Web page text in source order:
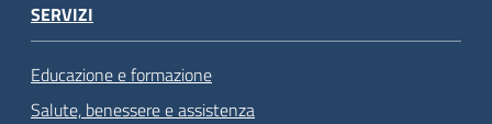
SERVIZI
Educazione e formazione
Salute, benessere e assistenza